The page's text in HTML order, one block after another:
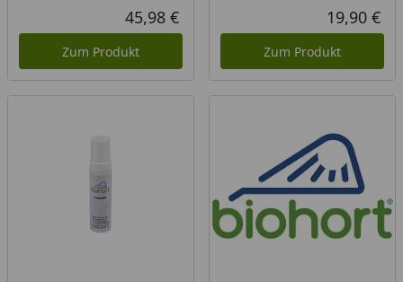
Aktueller Preis
45,98 €
Zum Produkt
19,90 €
Zum Produkt